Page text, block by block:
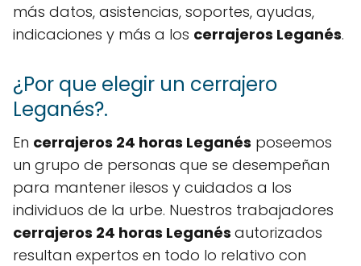
más datos, asistencias, soportes, ayudas,
indicaciones y más a los cerrajeros Leganés.
¿Por que elegir un cerrajero
Leganés?.
En cerrajeros 24 horas Leganés poseemos
un grupo de personas que se desempeñan
para mantener ilesos y cuidados a los
individuos de la urbe. Nuestros trabajadores
cerrajeros 24 horas Leganés autorizados
resultan expertos en todo lo relativo con